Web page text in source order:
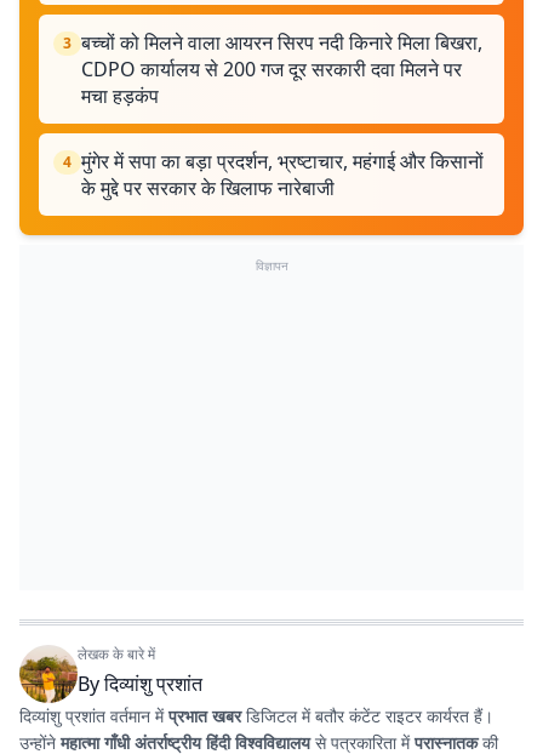
3 बच्चों को मिलने वाला आयरन सिरप नदी किनारे मिला बिखरा,
CDPO कार्यालय से 200 गज दूर सरकारी दवा मिलने पर
मचा हड़कंप
4 मुंगेर में सपा का बड़ा प्रदर्शन, भ्रष्टाचार, महंगाई और किसानों
के मुद्दे पर सरकार के खिलाफ नारेबाजी
विज्ञापन
लेखक के बारे में
Byदिव्यांशु प्रशांत
दिव्यांशु प्रशांत वर्तमान मेंप्रभात खबरडिजिटल में बतौर कंटेंट राइटर कार्यरत हैं।
उन्होंनेमहात्मा गाँधी अंतर्राष्ट्रीय हिंदी विश्वविद्यालयसे पत्रकारिता मेंपरास्नातककी